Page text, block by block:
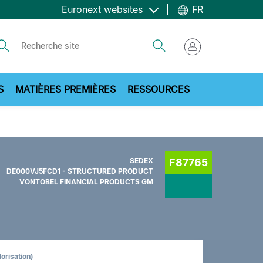
Euronext websites FR
MATIÈRES PREMIÈRES RESSOURCES
SEDEX
DE000VJ5FCD1 - STRUCTURED PRODUCT
VONTOBEL FINANCIAL PRODUCTS GM
F87765